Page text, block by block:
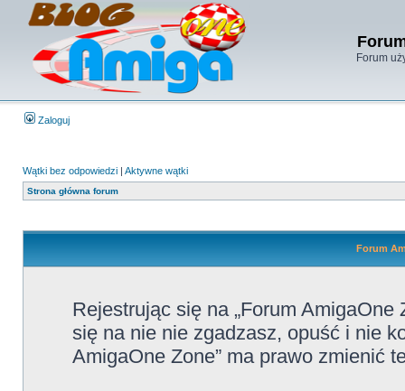
Forum
Zaloguj
Wątki bez odpowiedzi | Aktywne wątki
Strona główna forum
Forum
Rejestrując się na „Forum
się na nie nie zgadzasz, opuść i nie
AmigaOne Zone” ma prawo zmienić